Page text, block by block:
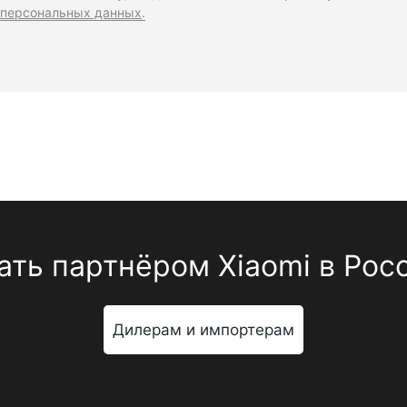
персональных данных.
Дилерам и импортерам
партнёром Xiaomi в